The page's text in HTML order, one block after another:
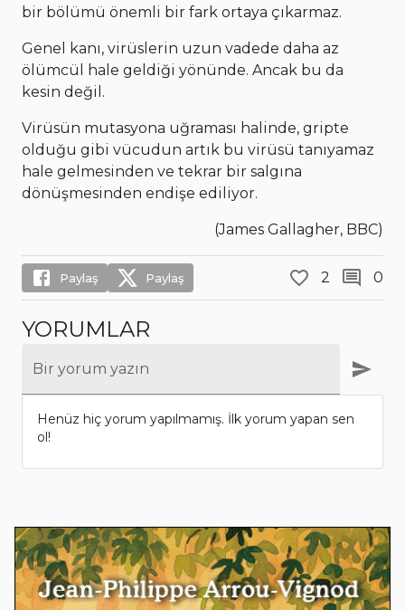
bir bölümü önemli bir fark ortaya çıkarmaz.
Genel kanı, virüslerin uzun vadede daha az
ölümcül hale geldiği yönünde. Ancak bu da
kesin değil.
Virüsün mutasyona uğraması halinde, gripte
olduğu gibi vücudun artık bu virüsü tanıyamaz
hale gelmesinden ve tekrar bir salgına
dönüşmesinden endişe ediliyor.
(James Gallagher, BBC)
Paylaş Paylaş 2 0
YORUMLAR
Bir yorum yazın
Henüz hiç yorum yapılmamış. İlk yorum yapan sen
ol!